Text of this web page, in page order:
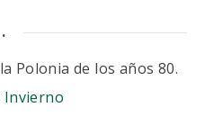
.
Polonia de los años 80.